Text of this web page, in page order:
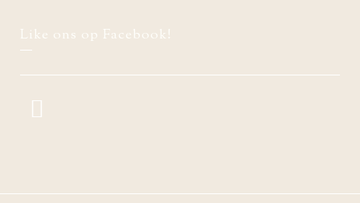
Like ons op Facebook!